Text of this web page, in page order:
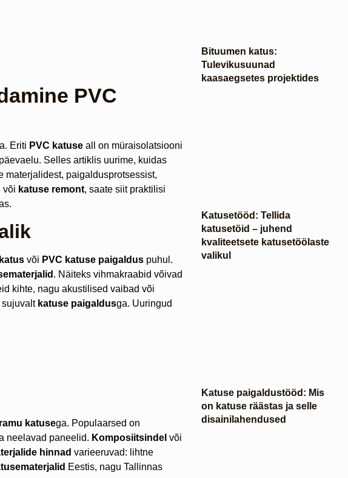
PVC
Eriti PVC katuse all on müraisolatsiooni
Selles artiklis uurime, kuidas
materjalidest, paigaldusprotsessist,
või katuse remont, saate siit praktilisi
või PVC katuse paigaldus puhul.
. Näiteks vihmakraabid võivad
kihte, nagu akustilised vaibad või
sujuvalt katuse paigaldusga. Uuringud
katusega. Populaarsed on
neelavad paneelid. Komposiitsindel või
hinnad varieeruvad: lihtne
Eestis, nagu Tallinnas
Bituumen katus:
Tulevikusuunad
kaasaegsetes projektides
Katusetööd: Tellida
katusetöid – juhend
kvaliteetsete katusetöölaste
valikul
Katuse paigaldustööd: Mis
on katuse räästas ja selle
disainilahendused